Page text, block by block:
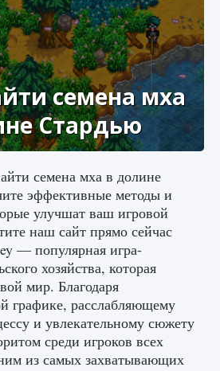
чертеж счастливого
1 151 0 0
Ultimate Team в EA FC
1 297 0 0
семена мха
Стардью
семена мха в долине
эффективные методы и
улучшат ваш игровой
наш сайт прямо сейчас
— популярная игра-
хозяйства, которая
мир. Благодаря
графике, расслабляющему
и увлекательному сюжету
среди игроков всех
из самых захватывающих